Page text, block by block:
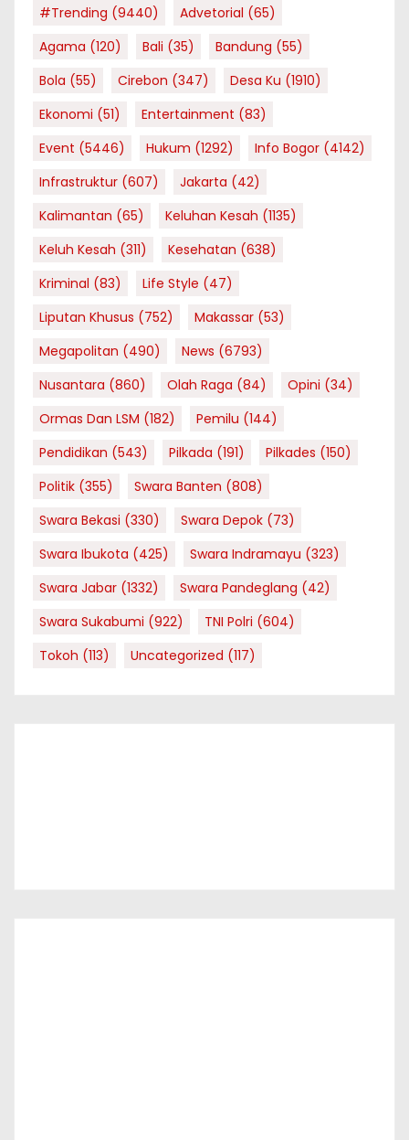
#Trending (9440) Advetorial (65)
Agama (120) Bali (35) Bandung (55)
Bola (55) Cirebon (347) Desa Ku (1910)
Ekonomi (51) Entertainment (83)
Event (5446) Hukum (1292) Info Bogor (4142)
Infrastruktur (607) Jakarta (42)
Kalimantan (65) Keluhan Kesah (1135)
Keluh Kesah (311) Kesehatan (638)
Kriminal (83) Life Style (47)
Liputan Khusus (752) Makassar (53)
Megapolitan (490) News (6793)
Nusantara (860) Olah Raga (84) Opini (34)
Ormas Dan LSM (182) Pemilu (144)
Pendidikan (543) Pilkada (191) Pilkades (150)
Politik (355) Swara Banten (808)
Swara Bekasi (330) Swara Depok (73)
Swara Ibukota (425) Swara Indramayu (323)
Swara Jabar (1332) Swara Pandeglang (42)
Swara Sukabumi (922) TNI Polri (604)
Tokoh (113) Uncategorized (117)